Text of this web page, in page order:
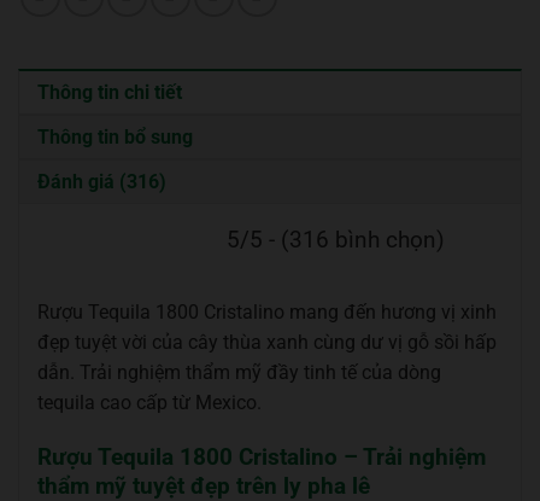
Thông tin chi tiết
Thông tin bổ sung
Đánh giá (316)
5/5 - (316 bình chọn)
Rượu Tequila 1800 Cristalino mang đến hương vị xinh
đẹp tuyệt vời của cây thùa xanh cùng dư vị gỗ sồi hấp
dẫn. Trải nghiệm thẩm mỹ đầy tinh tế của dòng
tequila cao cấp từ Mexico.
Rượu Tequila 1800 Cristalino – Trải nghiệm
thẩm mỹ tuyệt đẹp trên ly pha lê